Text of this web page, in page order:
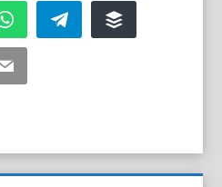
WhatsApp Telegram Buffer
Email